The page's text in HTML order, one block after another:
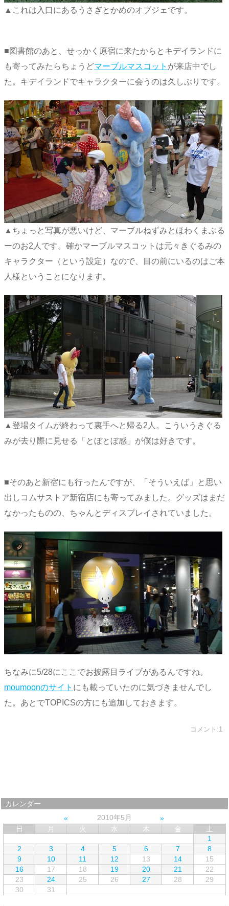
▲これは入口にあるうさぎとかめのオブジェです。
■図書館のあと、せっかく原宿に来たからとキデイランドに
も寄ってみたらちょうどマーブルマスコット が来店中でし
た。キデイランドでキャラクターに会うのは久しぶりです。
▲ちょっと写真が悪いけど、マーブルねずみとほわくまぶる
ーのお2人です。確かマーブルマスコットは元々きぐるみの
キャラクター（という設定）なので、目の前にいるのはご本
人様ということになります。
▲登場タイムが終わって裏手へと帰る2人。こういうきぐる
みが去り際に見せる「とぼとぼ感」が僕は好きです。
■そのあと新宿にも行ったんですが、「そういえば」と思い
出しコムサストア新宿店にも寄ってみました。グッズはまだ
なかったものの、ちゃんとディスプレイされていました。
ちなみに5/28にここでお披露目ライブがあるんですね。
moumoonのサイト にも載っていたのに気づきませんでし
た。あとでTOPICSの方にも追加しておきます。
コメント:1
カレンダー
2010年5月
日
月 火 水 木 金
土
1
2
3 4 5 6 7
8
9
10 11 12 13 14
15
16
17 18 19 20 21
22
23
24 25 26 27 28
29
30
31